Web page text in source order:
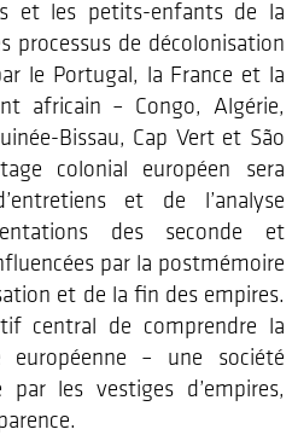
et les petits-enfants de la
processus de décolonisation
le Portugal, la France et la
africain – Congo, Algérie,
Bissau, Cap Vert et São
colonial européen sera
et de l’analyse
des seconde et
par la postmémoire
et de la fin des empires.
central de comprendre la
européenne – une société
par les vestiges d’empires,